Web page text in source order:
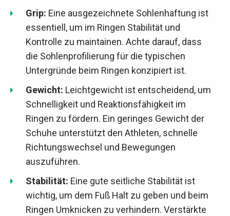
Grip: Eine ausgezeichnete Sohlenhaftung ist
essentiell, um im Ringen Stabilität und
Kontrolle zu maintainen. Achte darauf, dass
die Sohlenprofilierung für die typischen
Untergründe beim Ringen konzipiert ist.
Gewicht: Leichtgewicht ist entscheidend, um
Schnelligkeit und Reaktionsfähigkeit im
Ringen zu fördern. Ein geringes Gewicht der
Schuhe unterstützt den Athleten, schnelle
Richtungswechsel und Bewegungen
auszuführen.
Stabilität: Eine gute seitliche Stabilität ist
wichtig, um dem Fuß Halt zu geben und beim
Ringen Umknicken zu verhindern. Verstärkte